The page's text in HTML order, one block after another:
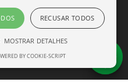
li e concordo
RECUSAR TODOS
MOSTRAR DETALHES
NECESSÁRIO
BY COOKIE-SCRIPT